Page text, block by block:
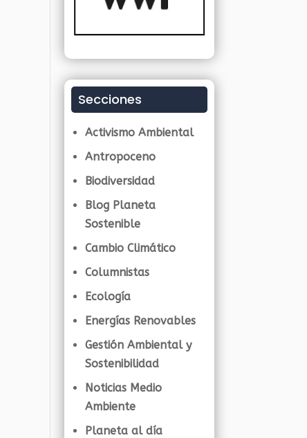
Secciones
Activismo Ambiental
Antropoceno
Biodiversidad
Blog Planeta
Sostenible
Cambio Climático
Columnistas
Ecología
Energías Renovables
Gestión Ambiental y
Sostenibilidad
Noticias Medio
Ambiente
Planeta al día